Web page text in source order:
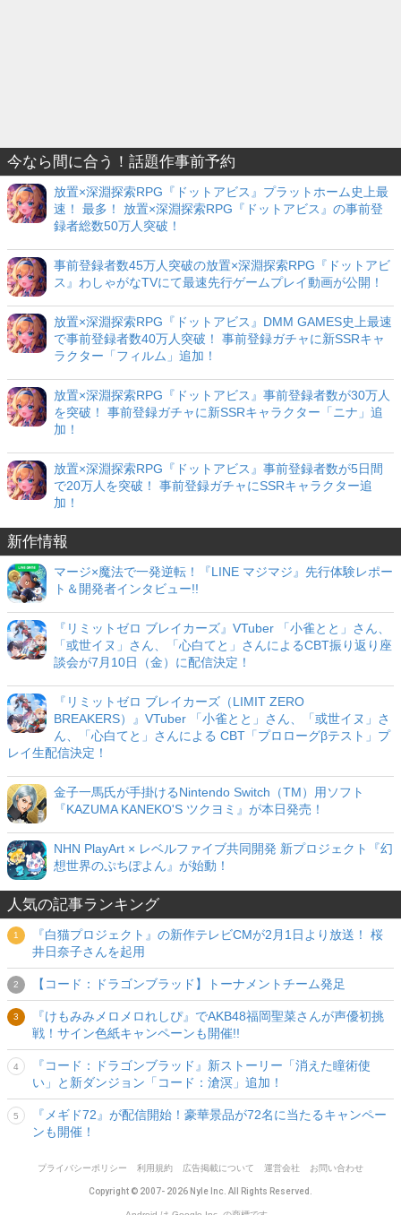
今なら間に合う！話題作事前予約
放置×深淵探索RPG『ドットアビス』プラットホーム史上最
速！ 最多！ 放置×深淵探索RPG『ドットアビス』の事前登
録者総数50万人突破！
事前登録者数45万人突破の放置×深淵探索RPG『ドットアビ
ス』わしゃがなTVにて最速先行ゲームプレイ動画が公開！
放置×深淵探索RPG『ドットアビス』DMM GAMES史上最速
で事前登録者数40万人突破！ 事前登録ガチャに新SSRキャ
ラクター「フィルム」追加！
放置×深淵探索RPG『ドットアビス』事前登録者数が30万人
を突破！ 事前登録ガチャに新SSRキャラクター「ニナ」追
加！
放置×深淵探索RPG『ドットアビス』事前登録者数が5日間
で20万人を突破！ 事前登録ガチャにSSRキャラクター追
加！
新作情報
マージ×魔法で一発逆転！『LINE マジマジ』先行体験レポー
ト＆開発者インタビュー!!
『リミットゼロ ブレイカーズ』VTuber 「小雀とと」さん、
「或世イヌ」さん、「心白てと」さんによるCBT振り返り座
談会が7月10日（金）に配信決定！
『リミットゼロ ブレイカーズ（LIMIT ZERO
BREAKERS）』VTuber 「小雀とと」さん、「或世イヌ」さ
ん、「心白てと」さんによる CBT「プロローグβテスト」プ
レイ生配信決定！
金子一馬氏が手掛けるNintendo Switch（TM）用ソフト
『KAZUMA KANEKO'S ツクヨミ』が本日発売！
NHN PlayArt × レベルファイブ共同開発 新プロジェクト『幻
想世界のぷちぽよん』が始動！
人気の記事ランキング
『白猫プロジェクト』の新作テレビCMが2月1日より放送！ 桜
井日奈子さんを起用
【コード：ドラゴンブラッド】トーナメントチーム発足
『けもみみメロメロれしぴ』でAKB48福岡聖菜さんが声優初挑
戦！サイン色紙キャンペーンも開催!!
『コード：ドラゴンブラッド』新ストーリー「消えた瞳術使
い」と新ダンジョン「コード：滄溟」追加！
『メギド72』が配信開始！豪華景品が72名に当たるキャンペー
ンも開催！
プライバシーポリシー 利用規約 広告掲載について 運営会社 お問い合わせ
Copyright © 2007- 2026 Nyle Inc. All Rights Reserved.